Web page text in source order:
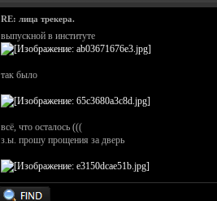
RE: лица трекера.
выпускной в институте
так было
всё, что осталось (((
з.ы. прошу прощения за дверь